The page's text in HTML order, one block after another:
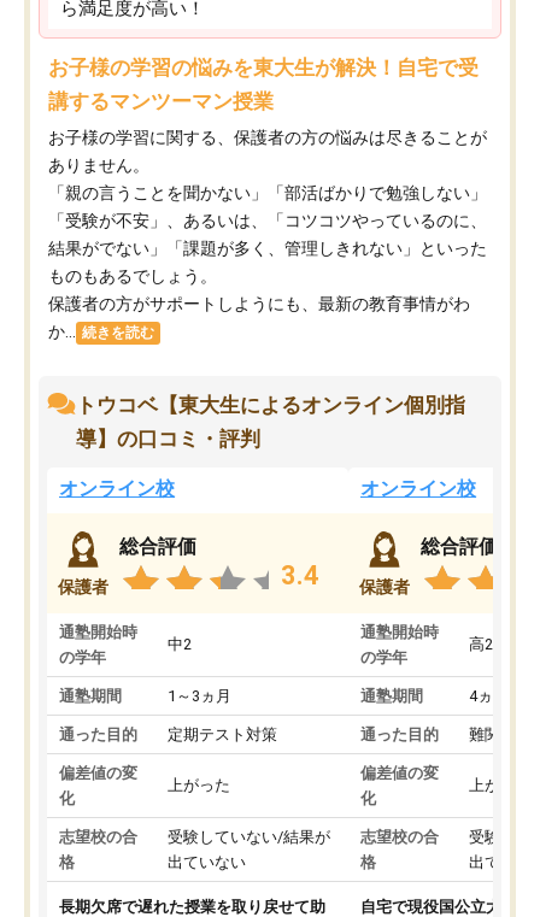
ら満足度が高い！
お子様の学習の悩みを東大生が解決！自宅で受
講するマンツーマン授業
お子様の学習に関する、保護者の方の悩みは尽きることが
ありません。
「親の言うことを聞かない」「部活ばかりで勉強しない」
「受験が不安」、あるいは、「コツコツやっているのに、
結果がでない」「課題が多く、管理しきれない」といった
ものもあるでしょう。
保護者の方がサポートしようにも、最新の教育事情がわ
か...
続きを読む
トウコベ【東大生によるオンライン個別指
導】の口コミ・評判
オンライン校
保護者
総合評価
3.4
通塾開始時
の学年
中2
通塾期間 1～3ヵ月
通った目的 定期テスト対策
偏差値の変
化
上がった
志望校の合
格
受験していない/結果が
出ていない
長期欠席で遅れた授業を取り戻せて助
オンライン校
保護者
総合評価
通塾開始時
の学年
高2
通塾期間 4ヵ月～1
通った目的 難関私立
偏差値の変
化
上がった
志望校の合
格
受験して
出ていな
自宅で現役国公立大学生